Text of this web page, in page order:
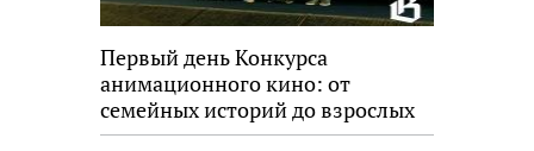
Первый день Конкурса
анимационного кино: от
семейных историй до взрослых
размышлений